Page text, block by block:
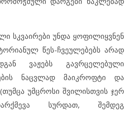
სკვაირები უნდა ყოფილიყვნენ
წეს-ჩვეულებებს არად
ვაჟებს გავრცელებული
ნაცვლად მაიკროფტი და
უმცროსი შვილისთვის ჯერ
სურდათ, შემდეგ